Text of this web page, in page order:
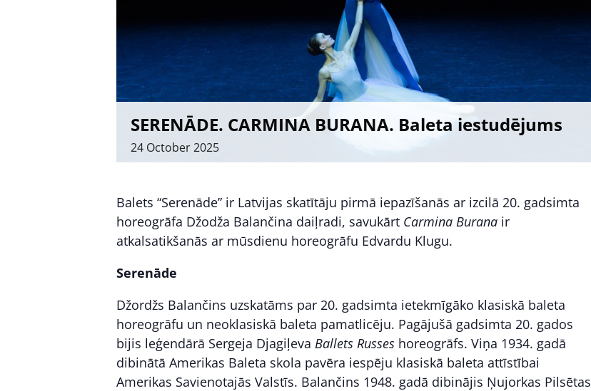
SERENĀDE. CARMINA BURANA. Baleta iestudējums
24 October2025
Balets “Serenāde” ir Latvijas skatītāju pirmā iepazīšanās ar izcilā 20. gadsimta
horeogrāfa Džodža Balančina daiļradi, savukārt Carmina Burana ir
atkalsatikšanās ar mūsdienu horeogrāfu Edvardu Klugu.
Serenāde
Džordžs Balančins uzskatāms par 20. gadsimta ietekmīgāko klasiskā baleta
horeogrāfu un neoklasiskā baleta pamatlicēju. Pagājušā gadsimta 20. gados
bijis leģendārā Sergeja Djagiļeva Ballets Russes horeogrāfs. Viņa 1934. gadā
dibinātā Amerikas Baleta skola pavēra iespēju klasiskā baleta attīstībai
Amerikas Savienotajās Valstīs. Balančins 1948. gadā dibinājis Ņujorkas Pilsētas